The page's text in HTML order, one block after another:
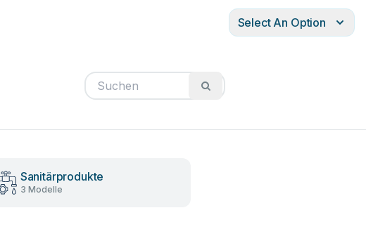
Select An Option
Sanitärprodukte
3 Modelle